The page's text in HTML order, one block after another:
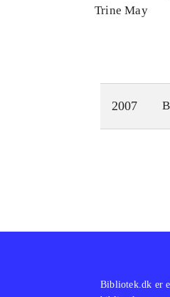
Arbejdsbog.
Trine May
2007
Bibliotek.dk er